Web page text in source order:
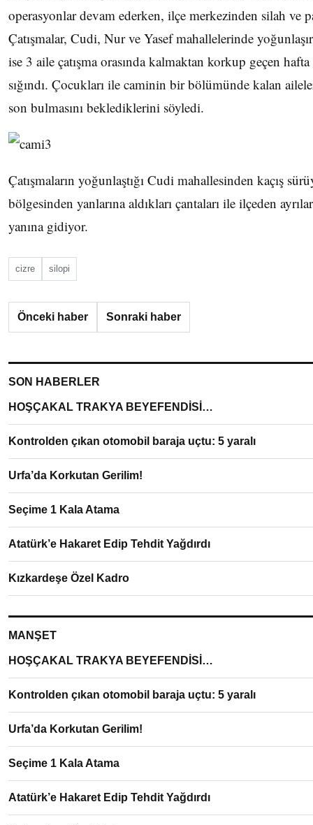
operasyonlar devam ederken, ilçe merkezinden silah ve
Çatışmalar, Cudi, Nur ve Yasef mahallelerinde
ise 3 aile çatışma orasında kalmaktan korkup geçen
sığındı. Çocukları ile caminin bir bölümünde kalan
son bulmasını beklediklerini söyledi.
Çatışmaların yoğunlaştığı Cudi mahallesinden kaçış
bölgesinden yanlarına aldıkları çantaları ile ilçeden
yanına gidiyor.
cizre silopi
Önceki haber Sonraki haber
SON HABERLER
HOŞÇAKAL TRAKYA BEYEFENDİSİ…
Kontrolden çıkan otomobil baraja uçtu: 5 yaralı
Urfa’da Korkutan Gerilim!
Seçime 1 Kala Atama
Atatürk’e Hakaret Edip Tehdit Yağdırdı
Kızkardeşe Özel Kadro
MANŞET
HOŞÇAKAL TRAKYA BEYEFENDİSİ…
Kontrolden çıkan otomobil baraja uçtu: 5 yaralı
Urfa’da Korkutan Gerilim!
Seçime 1 Kala Atama
Atatürk’e Hakaret Edip Tehdit Yağdırdı